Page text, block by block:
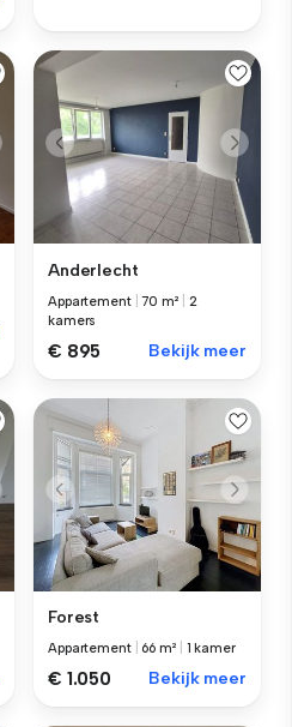
Anderlecht
Appartement |70 m²
2
kamers
€ 895 Bekijk meer
Forest
Appartement 66 m² 1 kamer
€ 1.050 Bekijk meer